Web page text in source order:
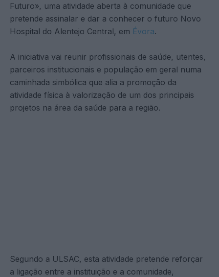
Futuro», uma atividade aberta à comunidade que
pretende assinalar e dar a conhecer o futuro Novo
Hospital do Alentejo Central, em Évora.
A iniciativa vai reunir profissionais de saúde, utentes,
parceiros institucionais e população em geral numa
caminhada simbólica que alia a promoção da
atividade física à valorização de um dos principais
projetos na área da saúde para a região.
Segundo a ULSAC, esta atividade pretende reforçar
a ligação entre a instituição e a comunidade,